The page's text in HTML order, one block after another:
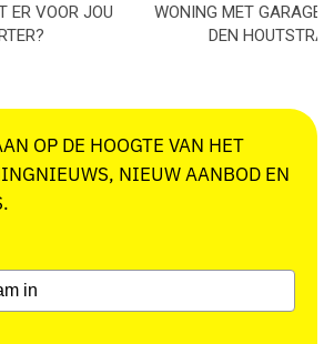
ER VOOR JOU
WONING MET GARAGE
DEN
OP DE HOOGTE VAN HET
NIEUW AANBOD EN